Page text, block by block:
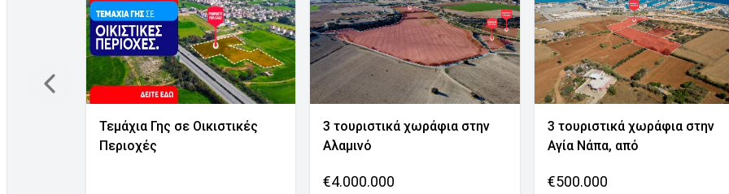
Τεμάχια Γης σε Οικιστικές
Περιοχές
3 τουριστικά χωράφια στην
Αλαμινό
€4.000.000
3 τουριστικά χωράφια στην
Αγία Νάπα, από
€500.000